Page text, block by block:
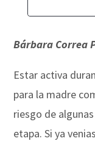
Bárbara Correa
Estar activa
para la madre
riesgo de
etapa. Si ya